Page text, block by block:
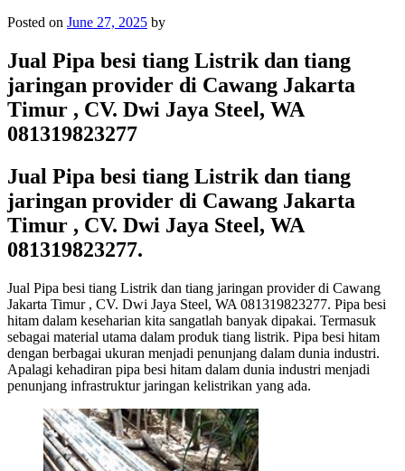
Posted on June 27, 2025 by
Jual Pipa besi tiang Listrik dan tiang
jaringan provider di Cawang Jakarta
Timur , CV. Dwi Jaya Steel, WA
081319823277
Jual Pipa besi tiang Listrik dan tiang
jaringan provider di Cawang Jakarta
Timur , CV. Dwi Jaya Steel, WA
081319823277.
Jual Pipa besi tiang Listrik dan tiang jaringan provider di Cawang
Jakarta Timur , CV. Dwi Jaya Steel, WA 081319823277. Pipa besi
hitam dalam keseharian kita sangatlah banyak dipakai. Termasuk
sebagai material utama dalam produk tiang listrik. Pipa besi hitam
dengan berbagai ukuran menjadi penunjang dalam dunia industri.
Apalagi kehadiran pipa besi hitam dalam dunia industri menjadi
penunjang infrastruktur jaringan kelistrikan yang ada.